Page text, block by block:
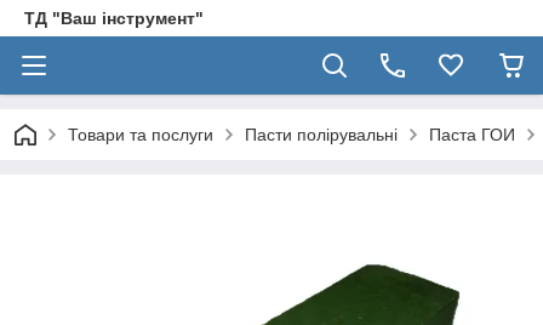
ТД "Ваш інструмент"
Товари та послуги Пасти полірувальні Паста ГОИ